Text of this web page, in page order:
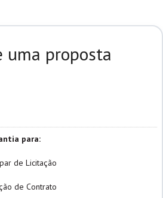
uma proposta
para:
de Licitação
de Contrato